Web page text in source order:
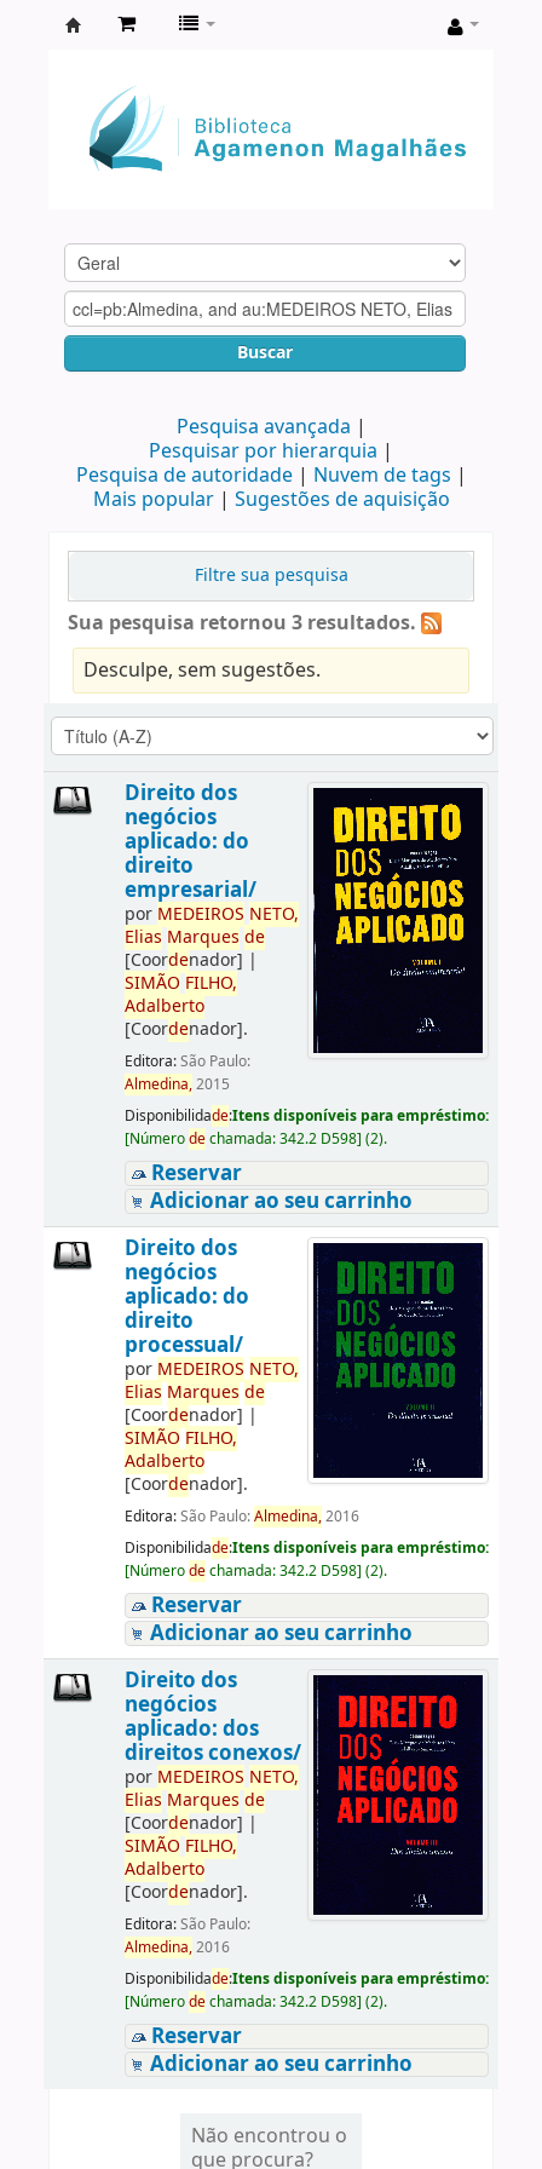
Agamenon
Magalhães
Buscar
Pesquisa avançada
Pesquisar por hierarquia
Pesquisa de autoridade
Nuvem de tags
Mais popular
Sugestões de aquisição
Filtre sua pesquisa
Sua pesquisa retornou 3 resultados.
Desculpe, sem sugestões.
Direito dos
negócios
aplicado: do
direito
empresarial/
por MEDEIROS NETO,
Elias Marques de
[Coordenador] |
SIMÃO FILHO,
Adalberto
[Coordenador].
Editora:São Paulo:
Almedina,2015
Disponibilidade:Itens disponíveis para empréstimo:
[Númerodechamada:342.2 D598] (2).
Reservar
Adicionar ao seu carrinho
Direito dos
negócios
aplicado: do
direito
processual/
por MEDEIROS NETO,
Elias Marques de
[Coordenador] |
SIMÃO FILHO,
Adalberto
[Coordenador].
Editora:São Paulo:Almedina,2016
Disponibilidade:Itens disponíveis para empréstimo:
[Númerodechamada:342.2 D598] (2).
Reservar
Adicionar ao seu carrinho
Direito dos
negócios
aplicado: dos
direitos conexos/
por MEDEIROS NETO,
Elias Marques de
[Coordenador] |
SIMÃO FILHO,
Adalberto
[Coordenador].
Editora:São Paulo:
Almedina,2016
Disponibilidade:Itens disponíveis para empréstimo:
[Númerodechamada:342.2 D598] (2).
Reservar
Adicionar ao seu carrinho
Não encontrou o
que procura?